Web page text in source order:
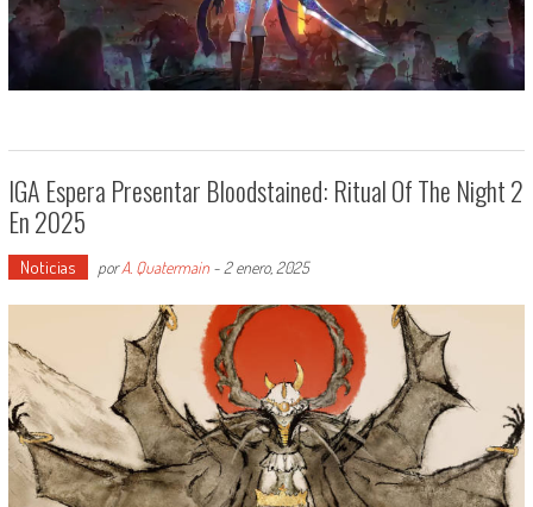
IGA Espera Presentar Bloodstained: Ritual Of The Night 2
En 2025
Noticias porA. Quatermain- 2 enero, 2025